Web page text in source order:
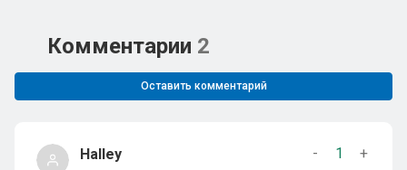
Комментарии 2
Оставить комментарий
Halley - 1
+